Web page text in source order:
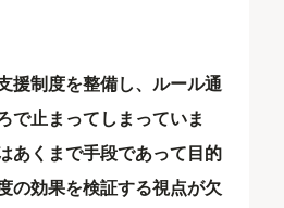
援制度を整備し、ルール通
で止まってしまっていま
あくまで手段であって目的
の効果を検証する視点が欠